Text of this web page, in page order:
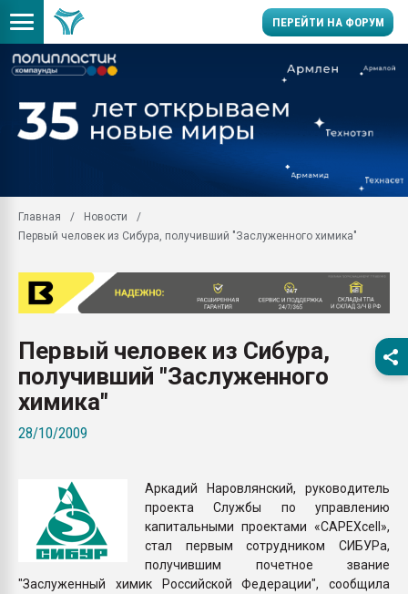
ПЕРЕЙТИ НА ФОРУМ
Вакуум-формовочные
28.07.2026
Всё, что касается
бутылок
Материал поверхности
вакуумного
Главная
Новости
Первый человек из Сибура, получивший "Заслуженного химика"
Первый человек из Сибура,
получивший "Заслуженного
химика"
28/10/2009
Аркадий Наровлянский, руководитель
проекта Службы по управлению
капитальными проектами «CAPEXcell»,
стал первым сотрудником СИБУРа,
получившим почетное звание
"Заслуженный химик Российской Федерации", сообщила